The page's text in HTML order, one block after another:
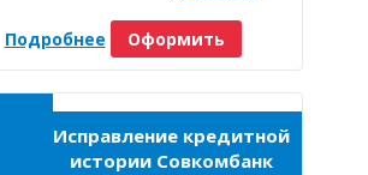
Подробнее Оформить
Исправление кредитной
истории Совкомбанк